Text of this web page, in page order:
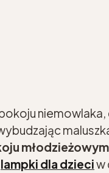
młodzieżowym
lampki dla dzieciw